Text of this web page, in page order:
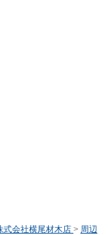
式会社横尾材木店 > 周辺